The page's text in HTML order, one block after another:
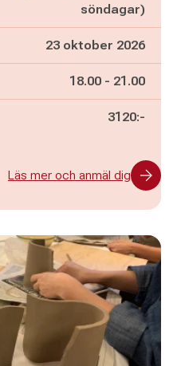
söndagar)
23 oktober 2026
Pågår mellan
18.00 - och
21.00
3120:-
Läs mer och anmäl dig